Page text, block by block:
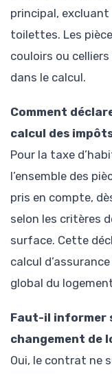
principal, excluant
toilettes. Les
couloirs ou
dans le calcul.
Comment
calcul des
Pour la taxe
l’ensemble des
pris en compte,
selon les critères
surface. Cette
calcul
global du
Faut-il informer
changement de
Oui, le contrat ne